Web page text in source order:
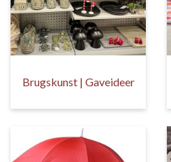
Brugskunst | Gaveideer